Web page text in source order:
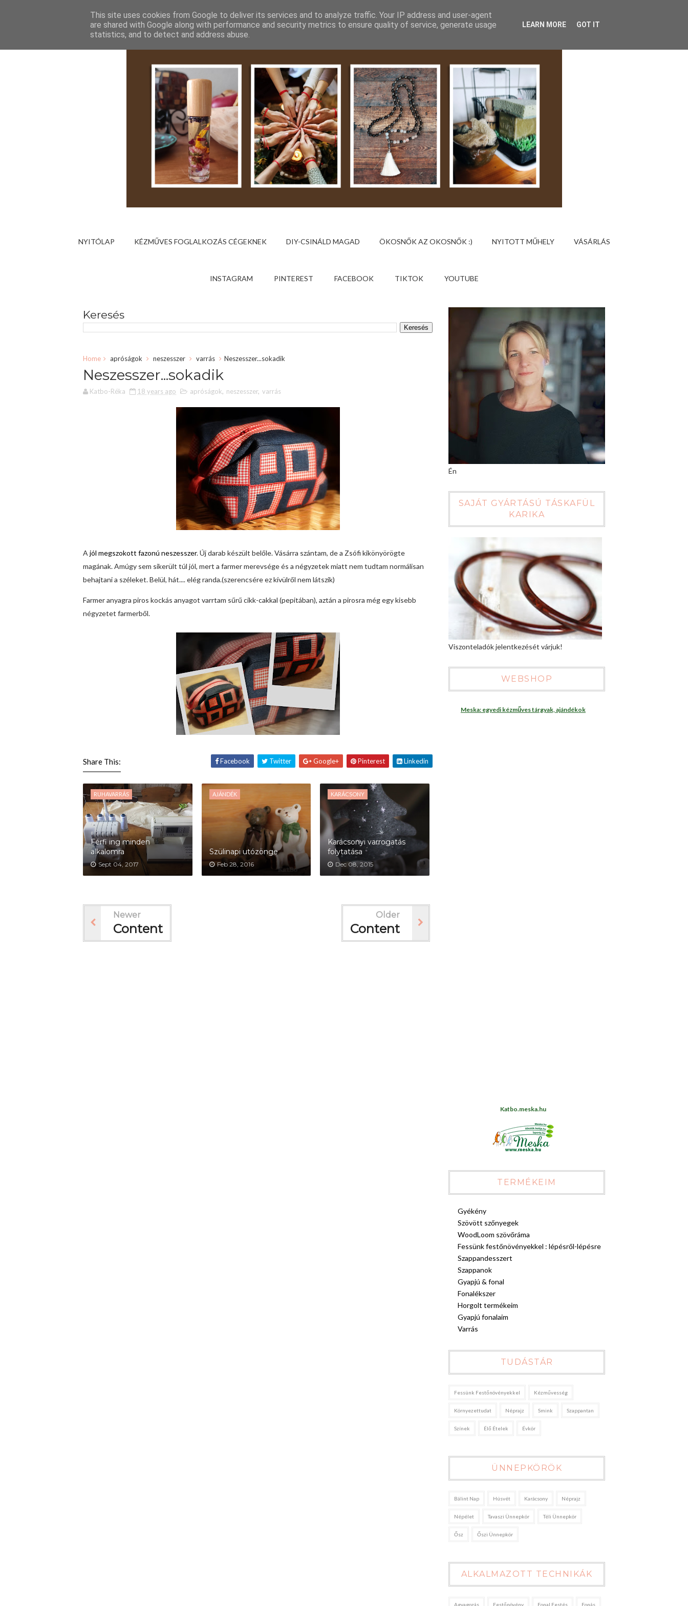
NYITÓLAP KÉZMŰVES FOGLALKOZÁS CÉGEKNEK DIY-CSINÁLD MAGAD ÖKOSNŐK AZ OKOSNŐK :) NYITOTT MŰHELY VÁSÁRLÁS
INSTAGRAM PINTEREST FACEBOOK TIKTOK YOUTUBE
Keresés
Home apróságok neszesszer varrás Neszesszer...sokadik
Neszesszer...sokadik
Katbo-Réka 18 years ago apróságok, neszesszer, varrás
A jól megszokott fazonú neszesszer. Új darab készült belőle. Vásárra szántam, de a Zsófi kikönyörögte
magának. Amúgy sem sikerült túl jól, mert a farmer merevsége és a négyzetek miatt nem tudtam normálisan
behajtani a széleket. Belül, hát.... elég randa.(szerencsére ez kívülről nem látszik)
Farmer anyagra piros kockás anyagot varrtam sűrű cikk-cakkal (pepitában), aztán a pirosra még egy kisebb
négyzetet farmerből.
Share This: Facebook Twitter Google+ Pinterest Linkedin
RUHAVARRÁS
Férfi ing minden
alkalomra
Sept 04, 2017
AJÁNDÉK
Szülinapi utózönge
Feb 28, 2016
KARÁCSONY
Karácsonyi varrogatás
folytatása
Dec 08, 2015
Newer
Content
Older
Content
Én
SAJÁT GYÁRTÁSÚ TÁSKAFÜL
KARIKA
Viszonteladók jelentkezését várjuk!
WEBSHOP
Meska: egyedi kézműves tárgyak, ajándékok
Katbo.meska.hu
TERMÉKEIM
Gyékény
Szövött szőnyegek
WoodLoom szövőráma
Fessünk festőnövényekkel : lépésről-lépésre
Szappandesszert
Szappanok
Gyapjú & fonal
Fonalékszer
Horgolt termékeim
Gyapjú fonalaim
Varrás
TUDÁSTÁR
Fessünk Festőnövényekkel Kézművesség
Környezettudat Néprajz Smink Szappantan
Színek Élő Ételek Évkör
ÜNNEPKÖRÖK
Bálint Nap Húsvét Karácsony Néprajz
Népélet Tavaszi Ünnepkör Téli Ünnepkör
Ősz Őszi Ünnepkör
ALKALMAZOTT TECHNIKÁK
Agyagozás Festőnövény Fonal Festés Fonás
This site uses cookies from Google to deliver its services and to analyze traffic. Your IP address and user-agent
are shared with Google along with performance and security metrics to ensure quality of service, generate usage
statistics, and to detect and address abuse.
LEARN MORE GOT IT